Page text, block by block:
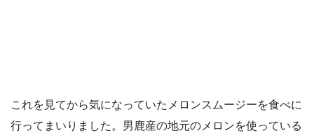
これを見てから気になっていたメロンスムージーを食べに
行ってまいりました。男鹿産の地元のメロンを使っている